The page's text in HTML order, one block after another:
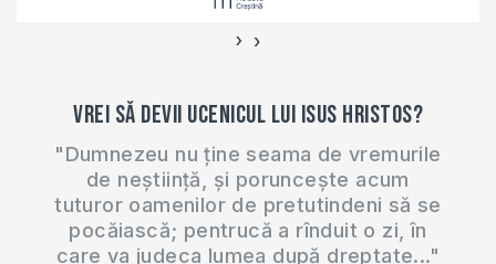
‹ ›
Vrei să devii ucenicul lui Isus Hristos?
"Dumnezeu nu ține seama de vremurile
de neștiință, și poruncește acum
tuturor oamenilor de pretutindeni să se
pocăiască; pentrucă a rînduit o zi, în
care va judeca lumea după dreptate..."